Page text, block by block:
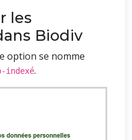
les
Biodiv
option se nomme
indexé.